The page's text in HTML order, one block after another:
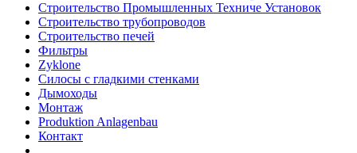
Строительство Промышленных Техниче Установок
Строительство трубопроводов
Строительство печей
Фильтры
Zyklone
Силосы с гладкими стенками
Дымоходы
Монтаж
Produktion Anlagenbau
Контакт